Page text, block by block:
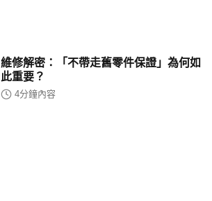
維修解密：「不帶走舊零件保證」為何如
此重要？
4分鐘內容